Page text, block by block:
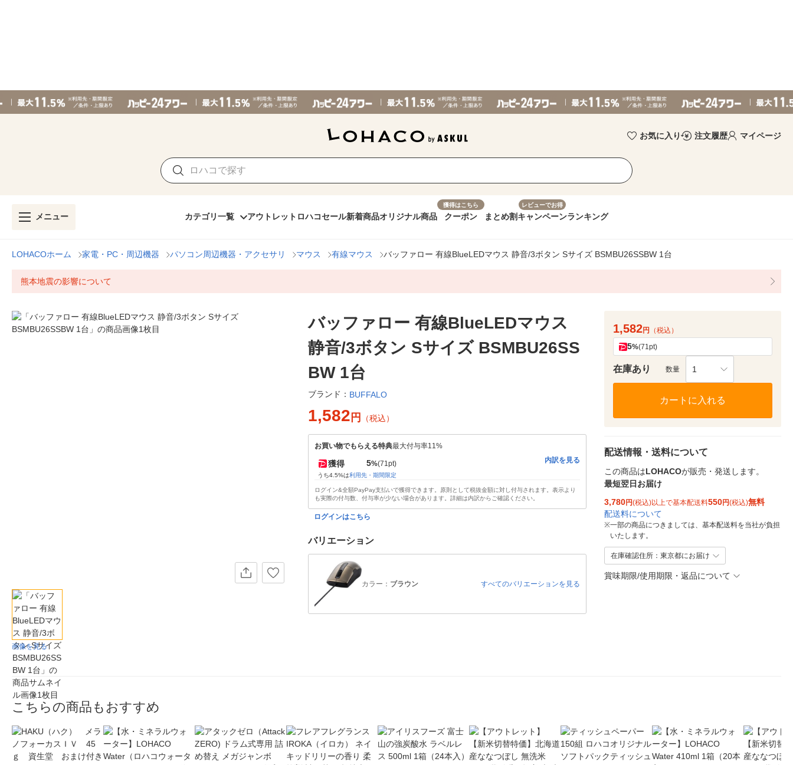
お気に入り 注文履歴 マイページ
メニュー カテゴリ一覧 アウトレット ロハコセール新着商品オリジナル商品
獲得はこちら
クーポン まとめ割
レビューでお得
キャンペーンランキング
LOHACOホーム 家電・PC・周辺機器 パソコン周辺機器・アクセサリ マウス 有線マウス バッファロー 有線BlueLEDマウス 静音/3ボタン Sサイズ BSMBU26SSBW 1台
熊本地震の影響について
画像を見る
バッファロー 有線BlueLEDマウス
静音/3ボタン Sサイズ BSMBU26SS
BW 1台
ブランド： BUFFALO
1,582 円 （税込）
お買い物でもらえる特典最大付与率11%
獲得 5%(71pt)
うち4.5%は利用先・期間限定
内訳を見る
ログイン&全額PayPay支払いで獲得できます。原則として税抜金額に対し付与されます。表示より
も実際の付与数、付与率が少ない場合があります。詳細は内訳からご確認ください。
ログインはこちら
バリエーション
カラー： ブラウン すべてのバリエーションを見る
1,582円 （税込）
5%(71pt)
在庫あり 数量 1
カートに入れる
配送情報・送料について
この商品はLOHACOが販売・発送します。
最短翌日お届け
3,780円(税込)以上で基本配送料550円(税込)無料
配送料について
※一部の商品につきましては、基本配送料を当社が負担
いたします。
在庫確認住所：東京都にお届け
賞味期限/使用期限・返品について
こちらの商品もおすすめ